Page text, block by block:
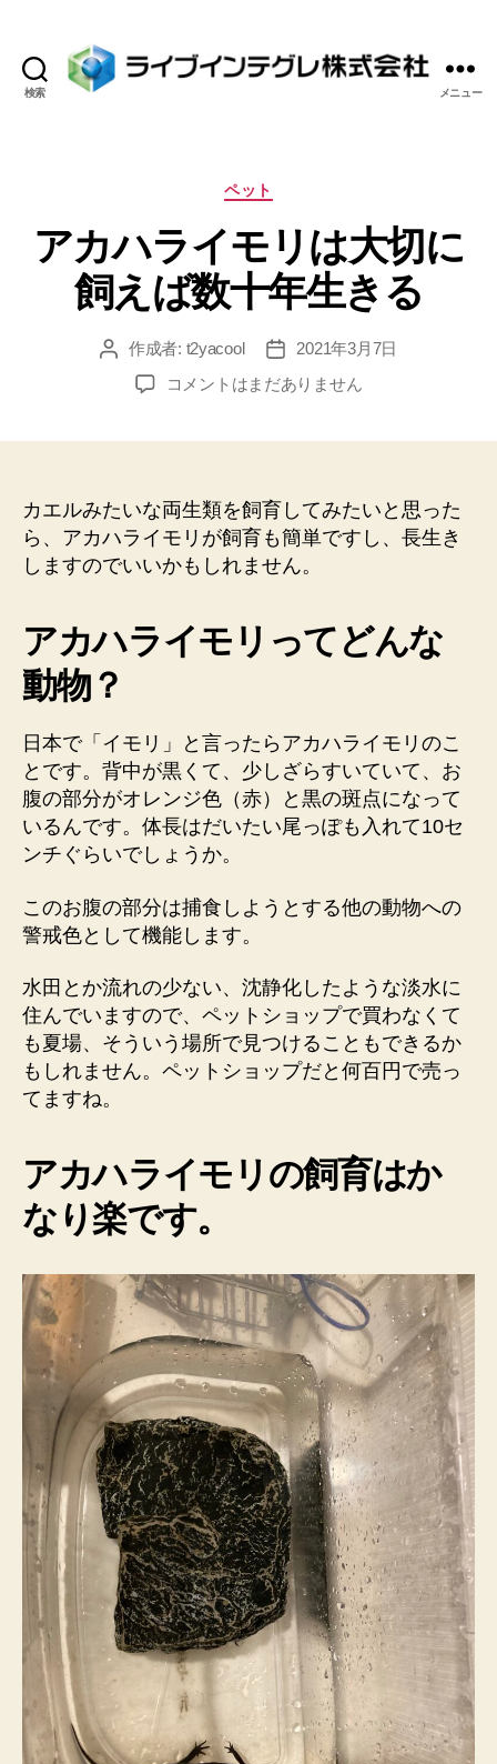
検索
イ
テ
グ
レ
株
会
社
メニュー
カ
ゴ
リ
ー
ペット
アカハライモリは大切に
飼えば数十年生きる
投 作成者: t2yacool
投
稿
日
2021年3月7日
ア
モ
リ
は
大
十
年
生
き
る
の
コメントはまだありません
カエルみたいな両生類を飼育してみたいと思った
ら、アカハライモリが飼育も簡単ですし、長生き
しますのでいいかもしれません。
アカハライモリってどんな
動物？
日本で「イモリ」と言ったらアカハライモリのこ
とです。背中が黒くて、少しざらすいていて、お
腹の部分がオレンジ色（赤）と黒の斑点になって
いるんです。体長はだいたい尾っぽも入れて10セ
ンチぐらいでしょうか。
このお腹の部分は捕食しようとする他の動物への
警戒色として機能します。
水田とか流れの少ない、沈静化したような淡水に
住んでいますので、ペットショップで買わなくて
も夏場、そういう場所で見つけることもできるか
もしれません。ペットショップだと何百円で売っ
てますね。
アカハライモリの飼育はか
なり楽です。